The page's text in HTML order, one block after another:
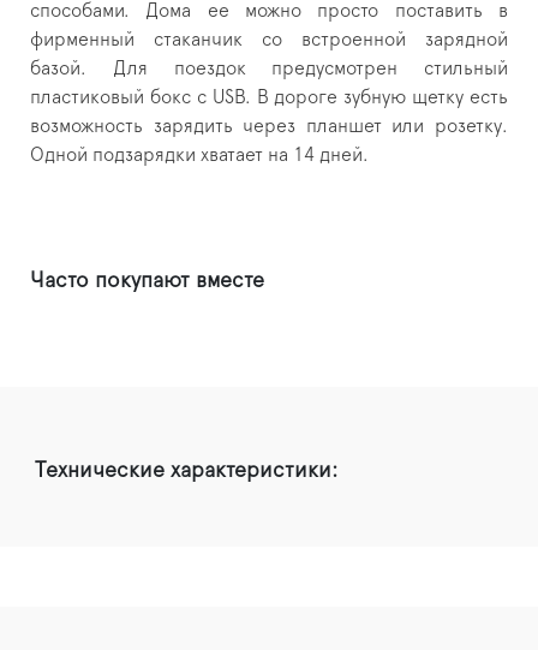
способами. Дома ее можно просто поставить в
фирменный стаканчик со встроенной зарядной
базой. Для поездок предусмотрен стильный
пластиковый бокс с USB. В дороге зубную щетку есть
возможность зарядить через планшет или розетку.
Одной подзарядки хватает на 14 дней.
Часто покупают вместе
Технические характеристики: